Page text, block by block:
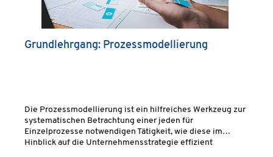
Grundlehrgang: Prozessmodellierung
Die Prozessmodellierung ist ein hilfreiches Werkzeug zur
systematischen Betrachtung einer jeden für
Einzelprozesse notwendigen Tätigkeit, wie diese im
Hinblick auf die Unternehmensstrategie effizient